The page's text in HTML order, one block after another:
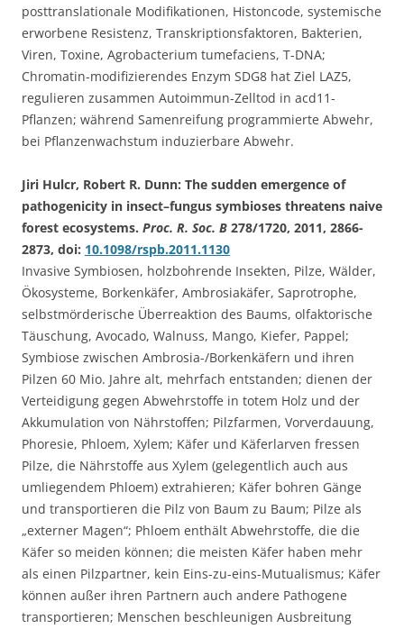
posttranslationale Modifikationen, Histoncode, systemische
erworbene Resistenz, Transkriptionsfaktoren, Bakterien,
Viren, Toxine, Agrobacterium tumefaciens, T-DNA;
Chromatin-modifizierendes Enzym SDG8 hat Ziel LAZ5,
regulieren zusammen Autoimmun-Zelltod in acd11-
Pflanzen; während Samenreifung programmierte Abwehr,
bei Pflanzenwachstum induzierbare Abwehr.
Jiri Hulcr, Robert R. Dunn: The sudden emergence of
pathogenicity in insect–fungus symbioses threatens naive
forest ecosystems. Proc. R. Soc. B 278/1720, 2011, 2866-
2873, doi: 10.1098/rspb.2011.1130
Invasive Symbiosen, holzbohrende Insekten, Pilze, Wälder,
Ökosysteme, Borkenkäfer, Ambrosiakäfer, Saprotrophe,
selbstmörderische Überreaktion des Baums, olfaktorische
Täuschung, Avocado, Walnuss, Mango, Kiefer, Pappel;
Symbiose zwischen Ambrosia-/Borkenkäfern und ihren
Pilzen 60 Mio. Jahre alt, mehrfach entstanden; dienen der
Verteidigung gegen Abwehrstoffe in totem Holz und der
Akkumulation von Nährstoffen; Pilzfarmen, Vorverdauung,
Phoresie, Phloem, Xylem; Käfer und Käferlarven fressen
Pilze, die Nährstoffe aus Xylem (gelegentlich auch aus
umliegendem Phloem) extrahieren; Käfer bohren Gänge
und transportieren die Pilz von Baum zu Baum; Pilze als
„externer Magen“; Phloem enthält Abwehrstoffe, die die
Käfer so meiden können; die meisten Käfer haben mehr
als einen Pilzpartner, kein Eins-zu-eins-Mutualismus; Käfer
können außer ihren Partnern auch andere Pathogene
transportieren; Menschen beschleunigen Ausbreitung